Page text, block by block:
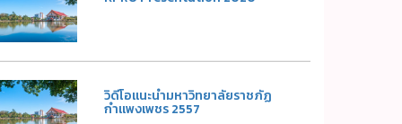
วิดีโอแนะนำมหาวิทยาลัยราชภัฏ
กำแพงเพชร 2557